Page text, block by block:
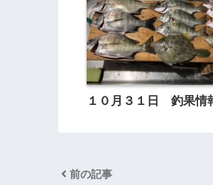
１０月３１日 釣果情
前の記事